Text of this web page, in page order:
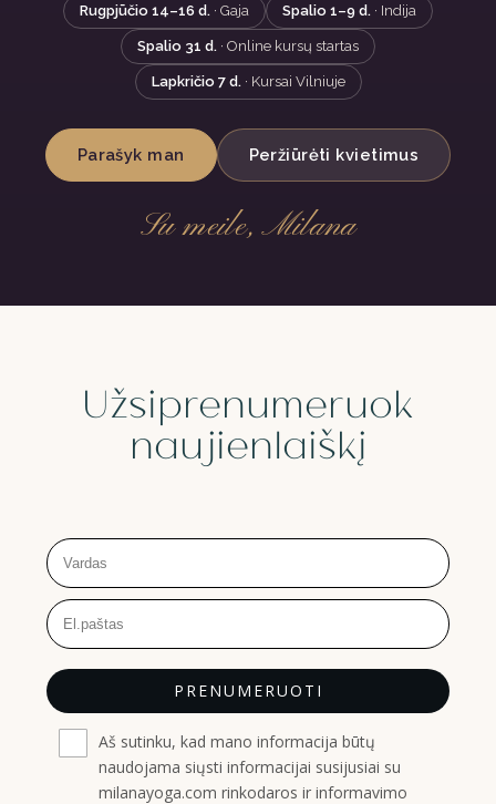
Rugpjūčio 14–16 d. · Gaja Spalio 1–9 d. · Indija
Spalio 31 d. · Online kursų startas
Lapkričio 7 d. · Kursai Vilniuje
Parašyk man Peržiūrėti kvietimus
Su meile, Milana
Užsiprenumeruok
naujienlaiškį
PRENUMERUOTI
Aš sutinku, kad mano informacija būtų
naudojama siųsti informacijai susijusiai su
milanayoga.com rinkodaros ir informavimo